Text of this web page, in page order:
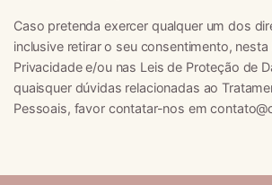
Caso pretenda exercer qualquer um dos
inclusive retirar o seu consentimento, nesta
Privacidade e/ou nas Leis de Proteção de
quaisquer dúvidas relacionadas ao
Pessoais, favor contatar-nos em